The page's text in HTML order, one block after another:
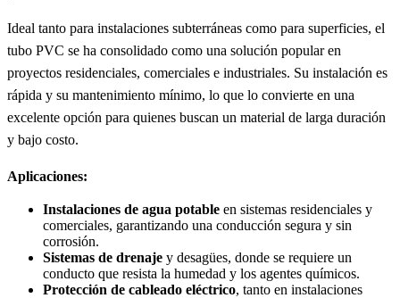
Ideal tanto para instalaciones subterráneas como para superficies, el
tubo PVC se ha consolidado como una solución popular en
proyectos residenciales, comerciales e industriales. Su instalación es
rápida y su mantenimiento mínimo, lo que lo convierte en una
excelente opción para quienes buscan un material de larga duración
y bajo costo.
Aplicaciones:
Instalaciones de agua potable en sistemas residenciales y
comerciales, garantizando una conducción segura y sin
corrosión.
Sistemas de drenaje y desagües, donde se requiere un
conducto que resista la humedad y los agentes químicos.
Protección de cableado eléctrico, tanto en instalaciones